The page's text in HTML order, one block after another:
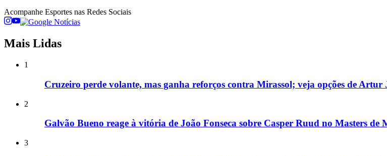
Acompanhe Esportes nas Redes Sociais
Mais Lidas
1
Cruzeiro perde volante, mas ganha reforços contra Mirassol; veja opções de Artur
2
Galvão Bueno reage à vitória de João Fonseca sobre Casper Ruud no Masters de
3